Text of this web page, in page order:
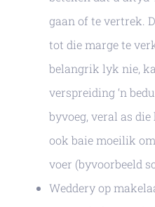
gaan of te vertrek.
tot die marge te
belangrik lyk nie,
verspreiding ‘n
byvoeg, veral as
ook baie moeilik
voer (byvoorbeeld
Weddery op